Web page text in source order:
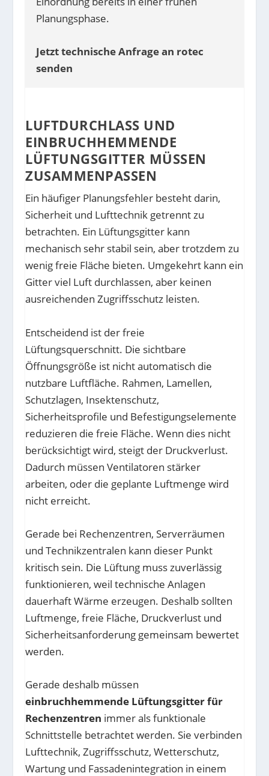
Planungsphase.
Jetzt technische Anfrage an rotec
senden
LUFTDURCHLASS UND
EINBRUCHHEMMENDE
LÜFTUNGSGITTER MÜSSEN
ZUSAMMENPASSEN
Ein häufiger Planungsfehler besteht darin,
Sicherheit und Lufttechnik getrennt zu
betrachten. Ein Lüftungsgitter kann
mechanisch sehr stabil sein, aber trotzdem zu
wenig freie Fläche bieten. Umgekehrt kann ein
Gitter viel Luft durchlassen, aber keinen
ausreichenden Zugriffsschutz leisten.
Entscheidend ist der freie
Lüftungsquerschnitt. Die sichtbare
Öffnungsgröße ist nicht automatisch die
nutzbare Luftfläche. Rahmen, Lamellen,
Schutzlagen, Insektenschutz,
Sicherheitsprofile und Befestigungselemente
reduzieren die freie Fläche. Wenn dies nicht
berücksichtigt wird, steigt der Druckverlust.
Dadurch müssen Ventilatoren stärker
arbeiten, oder die geplante Luftmenge wird
nicht erreicht.
Gerade bei Rechenzentren, Serverräumen
und Technikzentralen kann dieser Punkt
kritisch sein. Die Lüftung muss zuverlässig
funktionieren, weil technische Anlagen
dauerhaft Wärme erzeugen. Deshalb sollten
Luftmenge, freie Fläche, Druckverlust und
Sicherheitsanforderung gemeinsam bewertet
werden.
Gerade deshalb müssen
einbruchhemmende Lüftungsgitter für
Rechenzentren immer als funktionale
Schnittstelle betrachtet werden. Sie verbinden
Lufttechnik, Zugriffsschutz, Wetterschutz,
Wartung und Fassadenintegration in einem